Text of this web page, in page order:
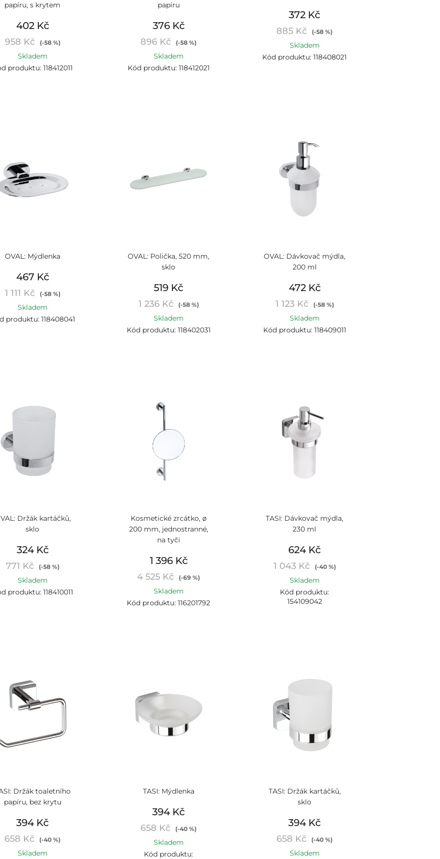
papíru, s krytem
402 Kč
958 Kč (-58 %)
Skladem
produktu: 118412011
papíru
376 Kč
896 Kč (-58 %)
Skladem
Kód produktu: 118412021
372 Kč
885 Kč (-58 %)
Skladem
Kód produktu: 118408021
OVAL: Mýdlenka
467 Kč
1 111 Kč (-58 %)
Skladem
produktu: 118408041
OVAL: Polička, 520 mm,
sklo
519 Kč
1 236 Kč (-58 %)
Skladem
Kód produktu: 118402031
OVAL: Dávkovač mýdla,
200 ml
472 Kč
1 123 Kč (-58 %)
Skladem
Kód produktu: 118409011
Držák kartáčků,
sklo
324 Kč
771 Kč (-58 %)
Skladem
produktu: 118410011
Kosmetické zrcátko, ø
200 mm, jednostranné,
na tyči
1 396 Kč
4 525 Kč (-69 %)
Skladem
Kód produktu: 116201792
TASI: Dávkovač mýdla,
230 ml
624 Kč
1 043 Kč (-40 %)
Skladem
Kód produktu:
154109042
Držák toaletního
papíru, bez krytu
394 Kč
658 Kč (-40 %)
Skladem
TASI: Mýdlenka
394 Kč
658 Kč (-40 %)
Skladem
Kód produktu:
TASI: Držák kartáčků,
sklo
394 Kč
658 Kč (-40 %)
Skladem